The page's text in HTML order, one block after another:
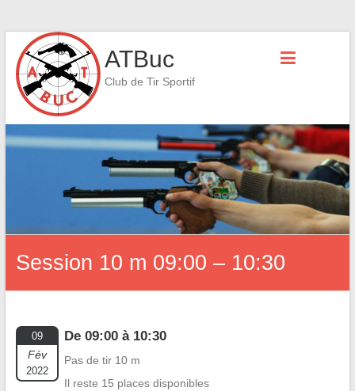
content
ATBuc
Club de Tir Sportif
Session 10 m 09:00 – 10:30
09
Fév
2022
De 09:00 à 10:30
Pas de tir 10 m
Il reste 15 places disponibles